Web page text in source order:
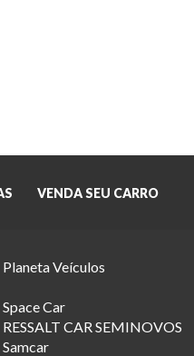
VENDA SEU CARRO
Planeta Veículos
Space Car
RESSALT CAR SEMINOVOS
Samcar